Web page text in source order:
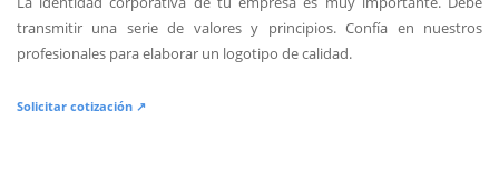
transmitir una serie de valores y principios. Confía en nuestros
profesionales para elaborar un logotipo de calidad.
Solicitar cotización ↗